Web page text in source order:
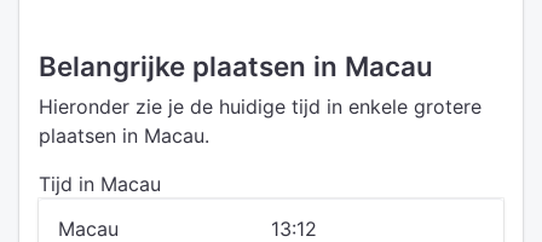
Belangrijke plaatsen in Macau
Hieronder zie je de huidige tijd in enkele grotere
plaatsen in Macau.
Tijd in Macau
Macau
13:12